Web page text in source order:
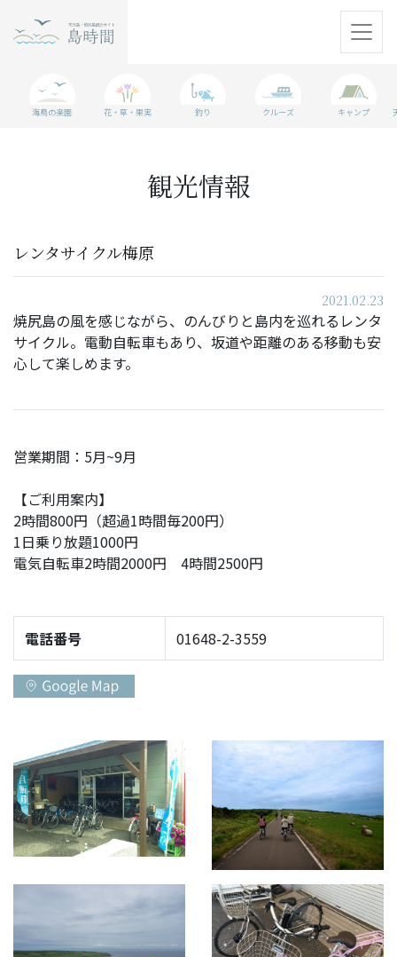
天売島
アクセス
パンフレット
お問い合わせ
海鳥の楽園 花・草・果実 釣り クルーズ キャンプ
観光情報
レンタサイクル梅原
2021.02.23
焼尻島の風を感じながら、のんびりと島内を巡れるレンタ
サイクル。電動自転車もあり、坂道や距離のある移動も安
心して楽しめます。
営業期間：5月~9月
【ご利用案内】
2時間800円（超過1時間毎200円）
1日乗り放題1000円
電気自転車2時間2000円 4時間2500円
電話番号 01648-2-3559